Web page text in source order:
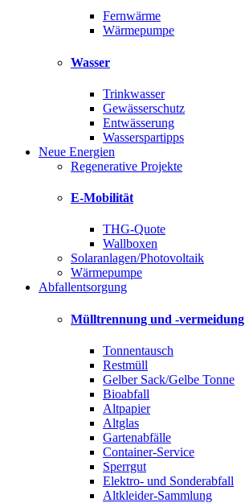
Fernwärme
Wärmepumpe
Wasser
Trinkwasser
Gewässerschutz
Entwässerung
Wasserspartipps
Neue Energien
Regenerative Projekte
E-Mobilität
THG-Quote
Wallboxen
Solaranlagen/Photovoltaik
Wärmepumpe
Abfallentsorgung
Mülltrennung und -vermeidung
Tonnentausch
Restmüll
Gelber Sack/Gelbe Tonne
Bioabfall
Altpapier
Altglas
Gartenabfälle
Container-Service
Sperrgut
Elektro- und Sonderabfall
Altkleider-Sammlung